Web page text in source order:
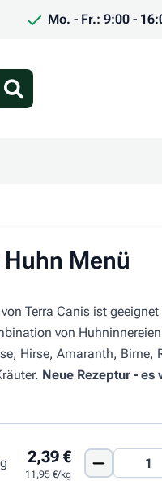
Mo. - Fr.: 9:00 -
Menü
Terra Canis ist
von
Hirse, Amaranth, Birne,
Neue Rezeptur -
2,39 €
11,95 €/kg